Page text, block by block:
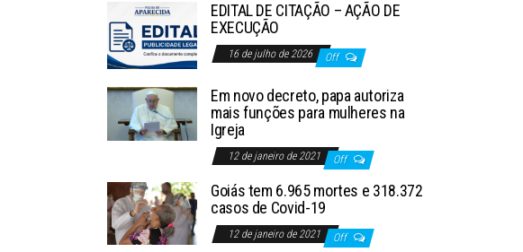
EDITAL DE CITAÇÃO – AÇÃO DE
EXECUÇÃO
16 de julho de 2026 Off
Em novo decreto, papa autoriza
mais funções para mulheres na
Igreja
12 de janeiro de 2021 Off
Goiás tem 6.965 mortes e 318.372
casos de Covid-19
12 de janeiro de 2021 Off